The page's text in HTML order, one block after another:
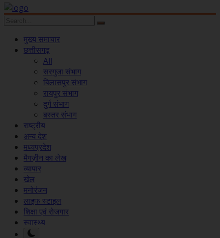
मुख्य समाचार
छत्तीसगढ़
All
सरगुजा संभाग
बिलासपुर संभाग
रायपुर संभाग
दुर्ग संभाग
बस्तर संभाग
राष्ट्रीय
अन्य देश
मध्यप्रदेश
मैगज़ीन का लेख
व्यापार
खेल
मनोरंजन
लाइफ स्टाइल
शिक्षा एवं रोजगार
स्वास्थ्य